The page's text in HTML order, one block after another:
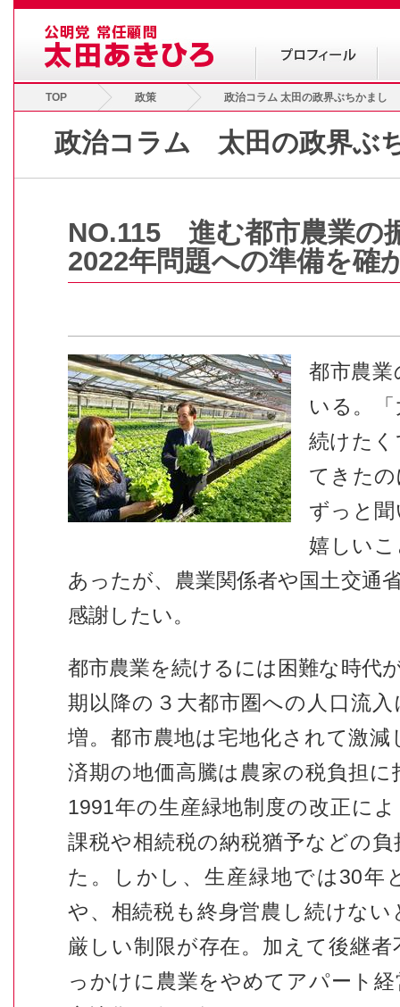
TOP 政策 政治コラム 太田の政界ぶちかまし
政治コラム 太田の政界ぶ
NO.115 進む都市農業の
2022年問題への準備を確
都市農
いる。
続けた
てきたの
ずっと
嬉しい
あったが、農業関係者や国土交通
感謝したい。
都市農業を続けるには困難な時代
期以降の３大都市圏への人口流
増。都市農地は宅地化されて激
済期の地価高騰は農家の税負担
1991年の生産緑地制度の改正に
課税や相続税の納税猶予などの
た。しかし、生産緑地では30年
や、相続税も終身営農し続けな
厳しい制限が存在。加えて後継
っかけに農業をやめてアパート